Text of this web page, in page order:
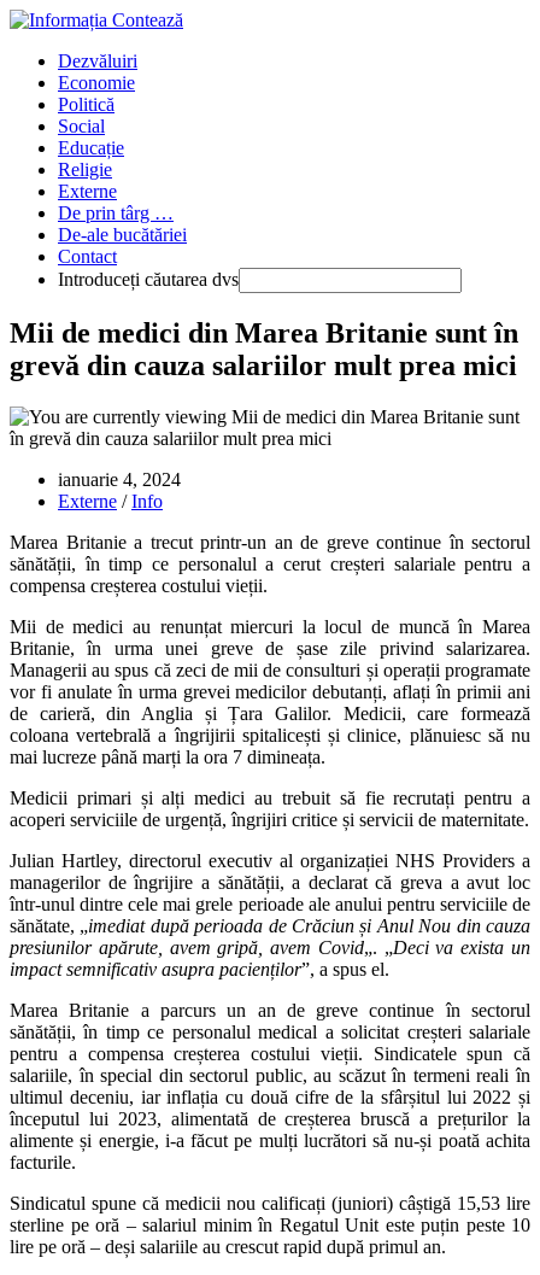
Skip
content
Main
Menu
Dezvăluiri
Economie
Politică
Social
Educație
Religie
Externe
De prin târg …
De-ale bucătăriei
Contact
Introduceți căutarea dvs
Press
Escape
to
close
the
Main
Menu
panel
Mii de medici din Marea Britanie sunt în
grevă din cauza salariilor mult prea mici
Publicat:
ianuarie 4, 2024
Categorie:
Externe / Info
Marea Britanie a trecut printr-un an de greve continue în sectorul
sănătății, în timp ce personalul a cerut creșteri salariale pentru a
compensa creșterea costului vieții.
Mii de medici au renunțat miercuri la locul de muncă în Marea
Britanie, în urma unei greve de șase zile privind salarizarea.
Managerii au spus că zeci de mii de consulturi și operații programate
vor fi anulate în urma grevei medicilor debutanți, aflați în primii ani
de carieră, din Anglia și Țara Galilor. Medicii, care formează
coloana vertebrală a îngrijirii spitalicești și clinice, plănuiesc să nu
mai lucreze până marți la ora 7 dimineața.
Medicii primari și alți medici au trebuit să fie recrutați pentru a
acoperi serviciile de urgență, îngrijiri critice și servicii de maternitate.
Julian Hartley, directorul executiv al organizației NHS Providers a
managerilor de îngrijire a sănătății, a declarat că greva a avut loc
într-unul dintre cele mai grele perioade ale anului pentru serviciile de
sănătate, „imediat după perioada de Crăciun și Anul Nou din cauza
presiunilor apărute, avem gripă, avem Covid„. „Deci va exista un
impact semnificativ asupra pacienților”, a spus el.
Marea Britanie a parcurs un an de greve continue în sectorul
sănătății, în timp ce personalul medical a solicitat creșteri salariale
pentru a compensa creșterea costului vieții. Sindicatele spun că
salariile, în special din sectorul public, au scăzut în termeni reali în
ultimul deceniu, iar inflația cu două cifre de la sfârșitul lui 2022 și
începutul lui 2023, alimentată de creșterea bruscă a prețurilor la
alimente și energie, i-a făcut pe mulți lucrători să nu-și poată achita
facturile.
Sindicatul spune că medicii nou calificați (juniori) câștigă 15,53 lire
sterline pe oră – salariul minim în Regatul Unit este puțin peste 10
lire pe oră – deși salariile au crescut rapid după primul an.